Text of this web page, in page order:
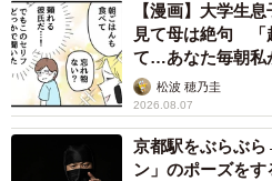
【漫画】大学生
見て母は絶句 「
て…あなた毎朝私
松波 穂乃圭
2026.08.07
京都駅をぶらぶ
ン」のポーズを